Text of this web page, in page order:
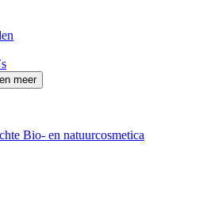
Bio- en natuurcosmetica